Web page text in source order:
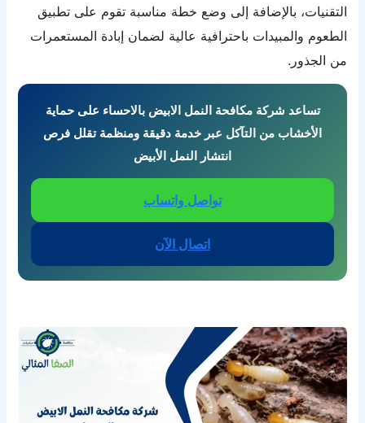
التقنيات، بالإضافة إلى وضع خطة مناسبة تقوم على تطبيق
الطعوم والمبيدات باحترافية عالية لضمان إبادة المستعمرات
من الجذور.
تساعد شركة مكافحة النمل الابيض بالاحساء على حماية
الأخشاب من التآكل عبر خدمة دقيقة ومنظمة تقلل فرص
انتشار النمل الأبيض
تواصل واتساب
اتصال الآن